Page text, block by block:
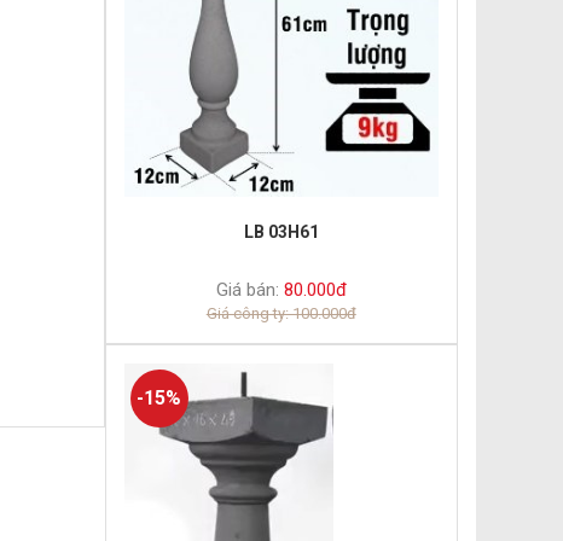
LB 03H61
Giá bán: 80.000đ
Giá công ty: 100.000đ
-15%